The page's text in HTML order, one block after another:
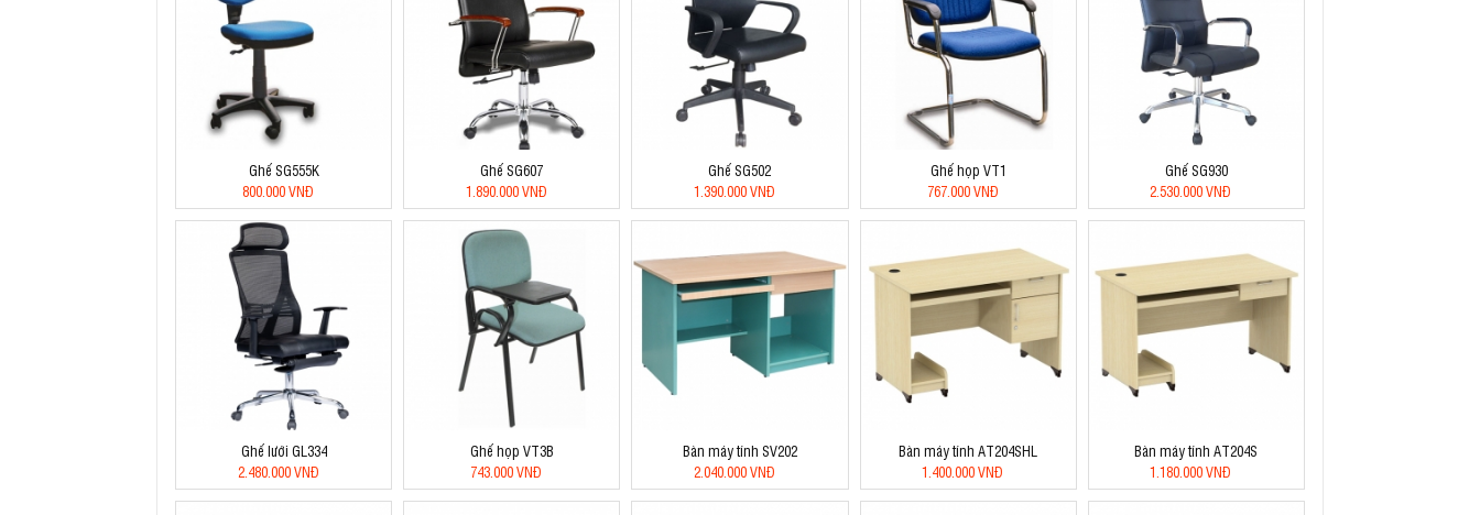
Ghế SG555K
800.000 VNĐ
Ghế SG607
1.890.000 VNĐ
Ghế SG502
1.390.000 VNĐ
Ghế họp VT1
767.000 VNĐ
Ghế SG930
2.530.000 VNĐ
Ghế lưới GL334
2.480.000 VNĐ
Ghế họp VT3B
743.000 VNĐ
Bàn máy tính SV202
2.040.000 VNĐ
Bàn máy tính AT204SHL
1.400.000 VNĐ
Bàn máy tính AT204S
1.180.000 VNĐ